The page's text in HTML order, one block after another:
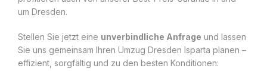
um Dresden.
Stellen Sie jetzt eine unverbindliche Anfrage und lassen
Sie uns gemeinsam Ihren Umzug Dresden Isparta planen –
effizient, sorgfältig und zu den besten Konditionen: